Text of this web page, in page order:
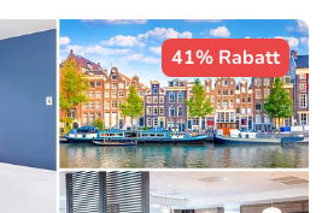
41% Rabatt